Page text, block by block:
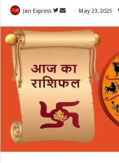
Jan Express
F
l
l
w
o
T
w
i
t
t
n
d
n
e
a
i
May 23, 2025